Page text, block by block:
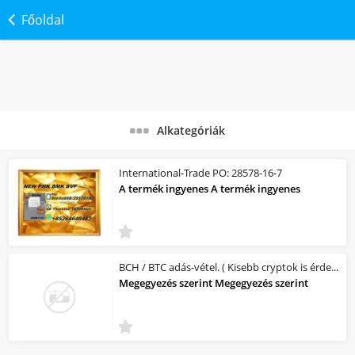
Főoldal
Alkategóriák
International-Trade PO: 28578-16-7
A termék ingyenes A termék ingyenes
BCH / BTC adás-vétel. ( Kisebb cryptok is érdekelnek )
Megegyezés szerint Megegyezés szerint